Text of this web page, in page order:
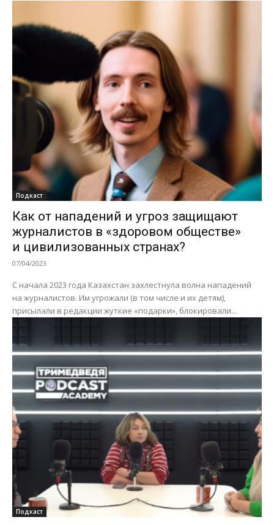
Подкаст
Как от нападений и угроз защищают
журналистов в «здоровом обществе»
и цивилизованных странах?
07/04/2023
С начала 2023 года Казахстан захлестнула волна нападений
на журналистов. Им угрожали (в том числе и их детям),
присылали в редакции жуткие «подарки», блокировали...
Подкаст